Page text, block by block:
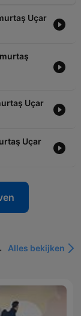
Uçar
Uçar
Uçar
Alles bekijken